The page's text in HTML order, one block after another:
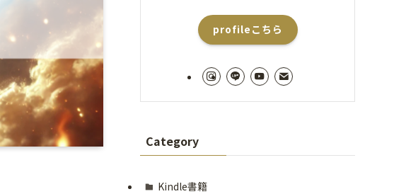
profileこちら
Category
Kindle書籍